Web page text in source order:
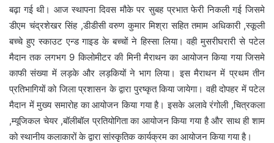
बढ़ा गई थी। आज स्थापना दिवस मौके पर सुबह प्रभात फेरी निकली गई जिसमे
डीएम चंद्रशेखर सिंह ,डीडीसी वरुण कुमार मिश्रा सहित तमाम अधिकारी ,स्कूली
बच्चे हुए स्काउट एन्ड गाइड के बच्चों ने हिस्सा लिया। वही मुसरीघरारी से पटेल
मैदान तक लगभग 9 किलोमीटर की मिनी मैराथन का आयोजन किया गया जिसमे
काफी संख्या में लड़के और लड़कियों ने भाग लिया। इस मैराथन में प्रथम तीन
प्रतिभागियों को जिला प्रशासन के द्वारा पुरष्कृत किया जायेगा। वही दोपहर में पटेल
मैदान में मुख्य समारोह का आयोजन किया गया है। इसके अलावे रंगोली ,चित्रकला
,म्यूजिकल चेयर ,बॉलीबॉल प्रतियोगिता का आयोजन किया गया है और साथ ही शाम
को स्थानीय कलाकारों के द्वारा सांस्कृतिक कार्यक्रम का आयोजन किया गया है।